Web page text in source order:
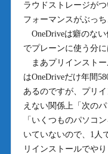
ラウドストレージが
フォーマンスがぶっち
OneDriveは癖のな
でプレーンに使う分
まあプリインストー
はOneDriveだけ年間
あるのですが、プリ
えない関係上「次の
「いくつものパソコ
いていないので、1人
リインストールでや